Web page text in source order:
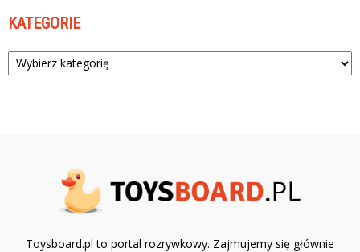
KATEGORIE
Kategorie
Toysboard.pl to portal rozrywkowy. Zajmujemy się głównie